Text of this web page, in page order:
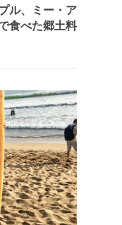
ル、ミー・ア
食べた郷土料